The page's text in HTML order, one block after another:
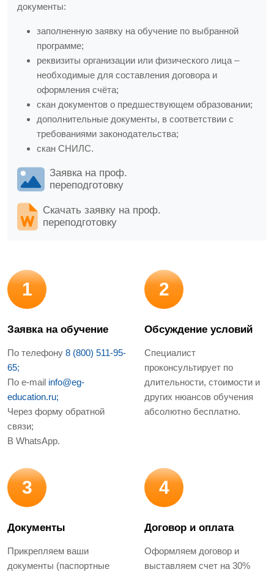
документы:
заполненную заявку на обучение по выбранной
программе;
реквизиты организации или физического лица –
необходимые для составления договора и
оформления счёта;
скан документов о предшествующем образовании;
дополнительные документы, в соответствии с
требованиями законодательства;
скан СНИЛС.
Заявка на проф.
переподготовку
Скачать заявку на проф.
переподготовку
1
Заявка на обучение
По телефону 8 (800) 511-95-
65;
По e-mail info@eg-
education.ru;
Через форму обратной
связи;
В WhatsApp.
2
Обсуждение условий
Специалист
проконсультирует по
длительности, стоимости и
других нюансов обучения
абсолютно бесплатно.
3
Документы
Прикрепляем ваши
документы (паспортные
4
Договор и оплата
Оформляем договор и
выставляем счет на 30%